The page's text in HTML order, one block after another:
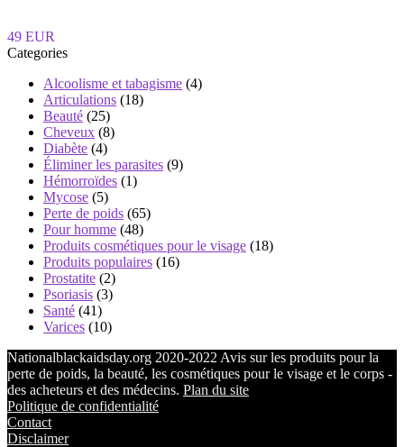
49 EUR
Categories
Alcoolisme et tabagisme (4)
Articulations (18)
Beauté (25)
Cheveux (8)
Diabète (4)
Éliminer les parasites (9)
Hémorroïdes (1)
Mycose (5)
Perte de poids (65)
Pour homme (48)
Produits cosmétiques pour le visage (18)
Produits populaires (16)
Prostatite (2)
Psoriasis (3)
Santé (41)
Varices (10)
Nationalblackaidsday.org 2020-2022 Avis sur les produits pour la
perte de poids, la beauté, les cosmétiques pour le visage et le corps -
des acheteurs et des médecins. Plan du site
Politique de confidentialité
Contact
Disclaimer